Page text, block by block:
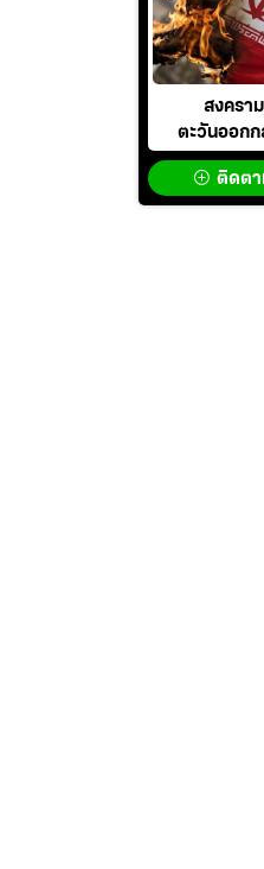
สงคราม
ตะวันออกก
ติดต